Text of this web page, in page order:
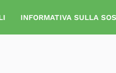
INFORMATIVA SULLA